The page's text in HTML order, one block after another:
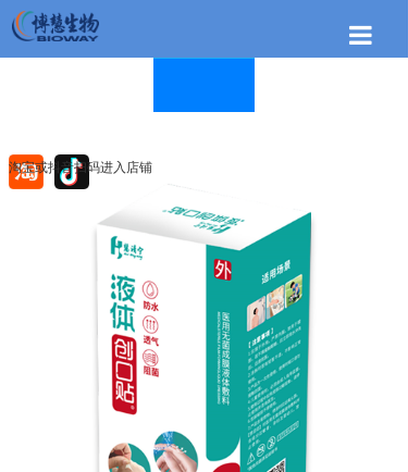
关于博慧
博慧产品
新闻资讯
联系我们
淘宝或抖音扫码进入店铺